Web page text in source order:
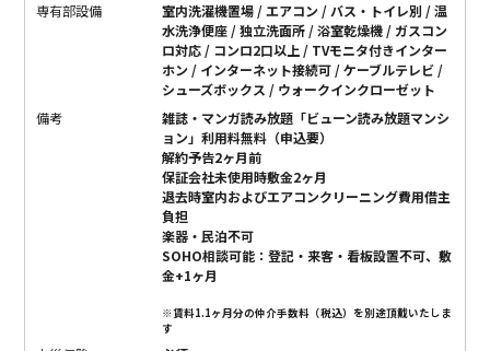
専有部設備
室内洗濯機置場 / エアコン / バス・トイレ別 / 温
水洗浄便座 / 独立洗面所 / 浴室乾燥機 / ガスコン
ロ対応 / コンロ2口以上 / TVモニタ付きインター
ホン / インターネット接続可 / ケーブルテレビ /
シューズボックス / ウォークインクローゼット
備考
雑誌・マンガ読み放題「ビューン読み放題マンシ
ョン」利用料無料（申込要）
解約予告2ヶ月前
保証会社未使用時敷金2ヶ月
退去時室内およびエアコンクリーニング費用借主
負担
楽器・民泊不可
SOHO相談可能：登記・来客・看板設置不可、敷
金+1ヶ月
※賃料1.1ヶ月分の仲介手数料（税込）を別途頂戴いたしま
す